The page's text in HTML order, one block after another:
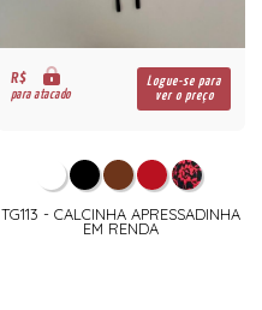
R$
para atacado
Logue-se para
ver o preço
TG113 - CALCINHA APRESSADINHA
EM RENDA